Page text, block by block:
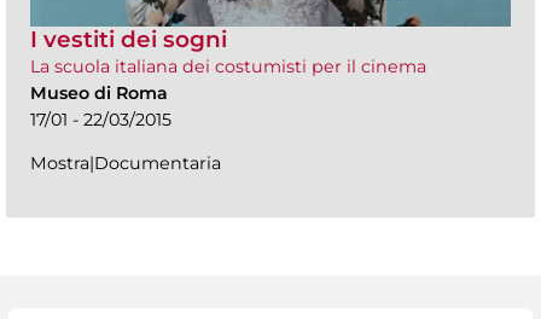
I vestiti dei sogni
La scuola italiana dei costumisti per il cinema
Museo di Roma
17/01 - 22/03/2015
Mostra|Documentaria